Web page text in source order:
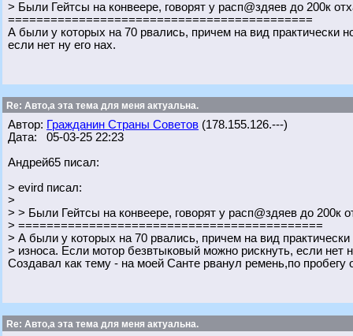
> Были Гейтсы на конвеере, говорят у расп@здяев до 200к
===========================================
А были у которых на 70 рвались, причем на вид практически
если нет ну его нах.
Re: Авто,а эта тема для меня актуальна.
Автор: Гражданин Страны Советов (178.155.126.---)
Дата: 05-03-25 22:23
Андрей65 писал:
> evird писал:
>
> > Были Гейтсы на конвеере, говорят у расп@здяев до 200к
> ===========================================
> А были у которых на 70 рвались, причем на вид
> износа. Если мотор безвтыковый можно рискнуть, если нет
Создавал как тему - на моей Санте рванул ремень,по
Re: Авто,а эта тема для меня актуальна.